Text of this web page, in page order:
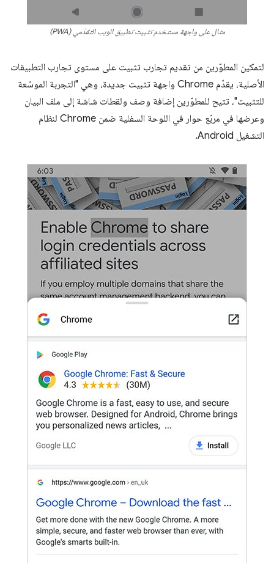
مثال على واجهة مستخدم تثبيت تطبيق الويب التقدّمي (PWA)
لتمكين المطوّرين من تقديم تجارب تثبيت على مستوى تجارب التطبيقات
الأصلية، يقدّم Chrome واجهة تثبيت جديدة، وهي "التجربة الموسّعة
للتثبيت"، تتيح للمطوّرين إضافة وصف ولقطات شاشة إلى ملف البيان
وعرضها في مربّع حوار في اللوحة السفلية ضمن Chrome لنظام
التشغيل Android.